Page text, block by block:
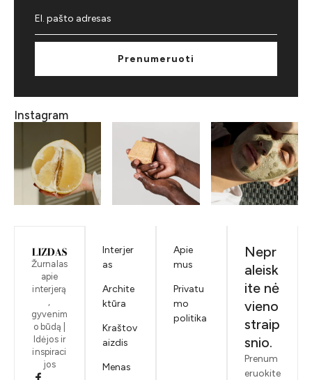
Prenumeruoti
Instagram
Žurnalas
apie
interjerą
,
gyvenim
o būdą |
Idėjos ir
inspiraci
jos
Interjer
as
Archite
ktūra
Kraštov
aizdis
Menas
Apie
mus
Privatu
mo
politika
Nepr
aleisk
ite nė
vieno
straip
snio.
Prenum
eruokite